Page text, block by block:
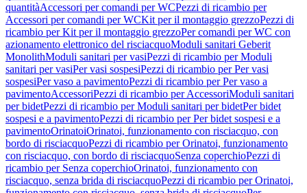
quantitàAccessori per comandi per WCPezzi di ricambio per
Accessori per comandi per WCKit per il montaggio grezzoPezzi di
ricambio per Kit per il montaggio grezzoPer comandi per WC con
azionamento elettronico del risciacquoModuli sanitari Geberit
MonolithModuli sanitari per vasiPezzi di ricambio per Moduli
sanitari per vasiPer vasi sospesiPezzi di ricambio per Per vasi
sospesiPer vaso a pavimentoPezzi di ricambio per Per vaso a
pavimentoAccessoriPezzi di ricambio per AccessoriModuli sanitari
per bidetPezzi di ricambio per Moduli sanitari per bidetPer bidet
sospesi e a pavimentoPezzi di ricambio per Per bidet sospesi e a
pavimentoOrinatoiOrinatoi, funzionamento con risciacquo, con
bordo di risciacquoPezzi di ricambio per Orinatoi, funzionamento
con risciacquo, con bordo di risciacquoSenza coperchioPezzi di
ricambio per Senza coperchioOrinatoi, funzionamento con
risciacquo, senza brida di risciacquoPezzi di ricambio per Orinatoi,